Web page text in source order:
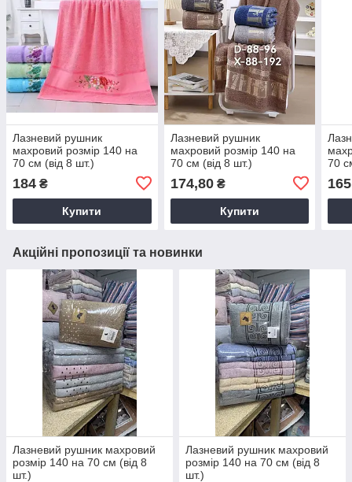
Лазневий рушник
махровий розмір 140 на
70 см (від 8 шт.)
184 ₴
Купити
Лазневий рушник
махровий розмір 140 на
70 см (від 8 шт.)
174,80₴
Купити
70
Акційні пропозиції та новинки
Лазневий рушник махровий
розмір 140 на 70 см (від 8
шт.)
Лазневий рушник махровий
розмір 140 на 70 см (від 8
шт.)